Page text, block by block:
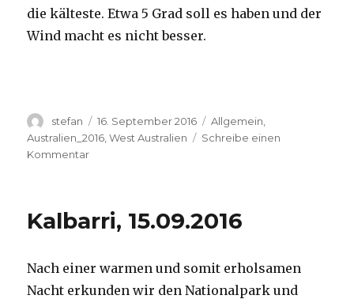
die kälteste. Etwa 5 Grad soll es haben und der
Wind macht es nicht besser.
Autor
stefan
Veröffentlicht
am
16. September 2016 Kategorien
Allgemein
Australien_2016 ,West Australien
Schreibe einen
Kommentarzu
Kalbarri, 15.09.2016
Nach einer warmen und somit erholsamen
Nacht erkunden wir den Nationalpark und